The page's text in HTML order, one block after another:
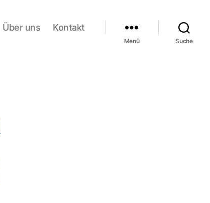
Über uns Kontakt
Menü Suche